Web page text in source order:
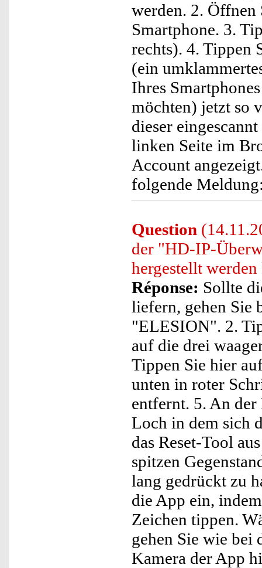
werden. 2.
Smartphone. 3.
rechts). 4. Tippen
(ein
Ihres
möchten) jetzt so
dieser
linken Seite im
Account
folgende
Question
der "HD-IP-
hergestellt werden
Réponse: Sollte
liefern, gehen Sie
"ELESION". 2.
auf die drei
Tippen Sie hier
unten in roter
entfernt. 5. An
Loch in dem sich
das Reset-Tool
spitzen
lang gedrückt zu
die App ein,
Zeichen tippen.
gehen Sie wie bei
Kamera der App